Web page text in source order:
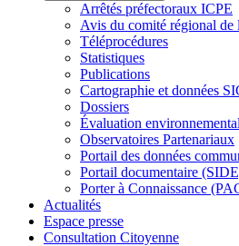
Arrêtés préfectoraux ICPE
Avis du comité régional de
Téléprocédures
Statistiques
Publications
Cartographie et données
Dossiers
Évaluation
Observatoires Partenariaux
Portail des données
Portail documentaire
Porter à Connaissance
Actualités
Espace presse
Consultation Citoyenne